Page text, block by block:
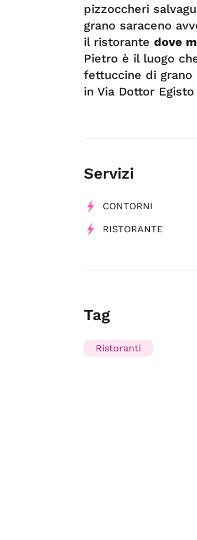
pizzoccheri
grano saraceno
il ristorante dove
Pietro è il luogo
fettuccine di grano
in Via Dottor
Servizi
CONTORNI
RISTORANTE
Tag
Ristoranti